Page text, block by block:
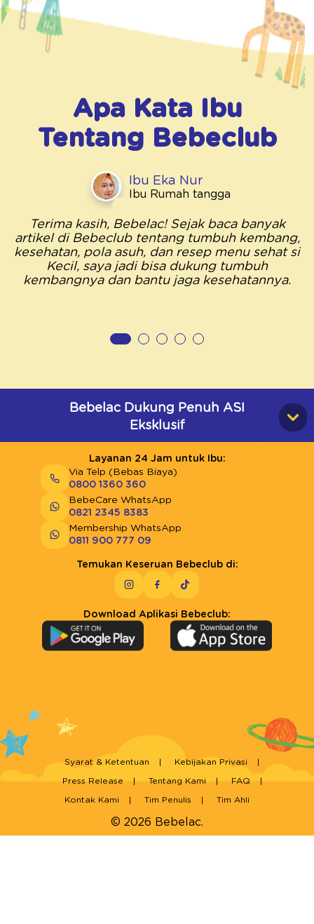
Apa Kata Ibu
Tentang Bebeclub
Ibu Eka Nur
Ibu Rumah tangga
Terima kasih, Bebelac! Sejak baca banyak
artikel di Bebeclub tentang tumbuh kembang,
kesehatan, pola asuh, dan resep menu sehat si
Kecil, saya jadi bisa dukung tumbuh
kembangnya dan bantu jaga kesehatannya.
Bebelac Dukung Penuh ASI
Eksklusif
Layanan 24 Jam untuk Ibu:
Via Telp (Bebas Biaya)
0800 1360 360
BebeCare WhatsApp
0821 2345 8383
Membership WhatsApp
0811 900 777 09
Temukan Keseruan Bebeclub di:
Download Aplikasi Bebeclub:
© 2026 Bebelac.
Syarat & Ketentuan Kebijakan Privasi
Press Release Tentang Kami FAQ
Kontak Kami Tim Penulis Tim Ahli